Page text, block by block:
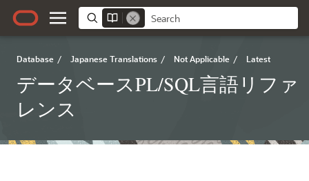
Database / Japanese Translations / Not Applicable / Latest
データベースPL/SQL言語リファ
レンス